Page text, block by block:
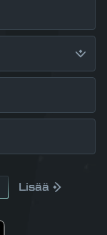
Lisää